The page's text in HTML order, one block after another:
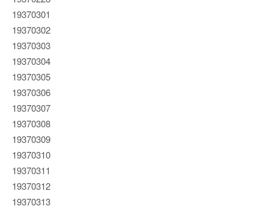
19370301
19370302
19370303
19370304
19370305
19370306
19370307
19370308
19370309
19370310
19370311
19370312
19370313